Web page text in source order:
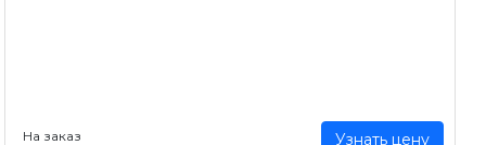
На заказ Узнать цену